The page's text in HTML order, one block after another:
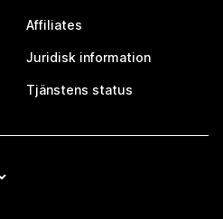
Affiliates
Juridisk information
Tjänstens status